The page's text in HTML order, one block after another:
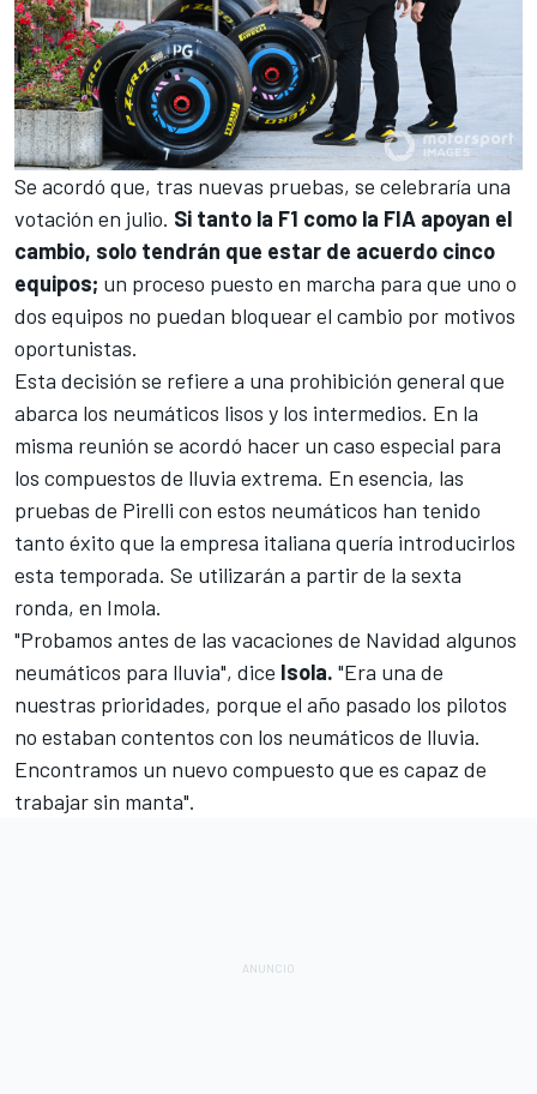
Se acordó que, tras nuevas pruebas, se celebraría una
votación en julio. Si tanto la F1 como la FIA apoyan el
cambio, solo tendrán que estar de acuerdo cinco
equipos; un proceso puesto en marcha para que uno o
dos equipos no puedan bloquear el cambio por motivos
oportunistas.
Esta decisión se refiere a una prohibición general que
abarca los neumáticos lisos y los intermedios. En la
misma reunión se acordó hacer un caso especial para
los compuestos de lluvia extrema. En esencia, las
pruebas de Pirelli con estos neumáticos han tenido
tanto éxito que la empresa italiana quería introducirlos
esta temporada. Se utilizarán a partir de la sexta
ronda, en Imola.
"Probamos antes de las vacaciones de Navidad algunos
neumáticos para lluvia", dice Isola. "Era una de
nuestras prioridades, porque el año pasado los pilotos
no estaban contentos con los neumáticos de lluvia.
Encontramos un nuevo compuesto que es capaz de
trabajar sin manta".